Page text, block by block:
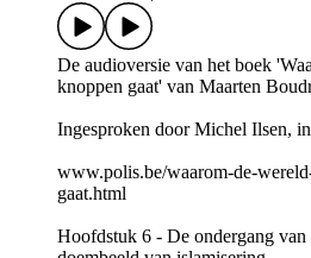
De audioversie van het boek
knoppen gaat' van Maarten
Ingesproken door Michel Ilsen,
www.polis.be/waarom-de-
gaat.html
Hoofdstuk 6 - De ondergang